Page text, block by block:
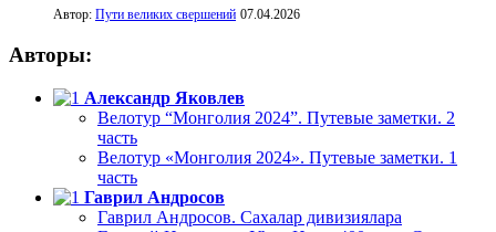
Автор: Пути великих свершений 07.04.2026
Авторы:
Александр Яковлев
Велотур “Монголия 2024”. Путевые заметки. 2
часть
Велотур «Монголия 2024». Путевые заметки. 1
часть
Гаврил Андросов
Гаврил Андросов. Сахалар дивизиялара